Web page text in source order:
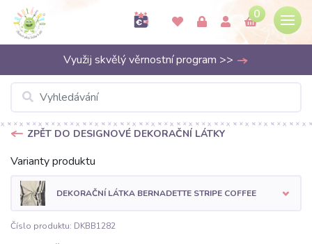
0
Využij skvělý věrnostní program >>
ZPĚT DO DESIGNOVÉ DEKORAČNÍ LÁTKY
Varianty produktu
DEKORAČNÍ LÁTKA BERNADETTE STRIPE COFFEE
Číslo produktu: DKBB1282